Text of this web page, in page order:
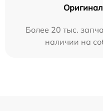
Более 20 тыс.
наличии на